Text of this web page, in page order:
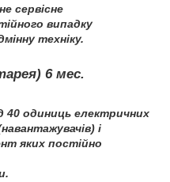
сервісне
випадку
техніку.
6 мeс.
40 одиниць електричних
і
яких постійно